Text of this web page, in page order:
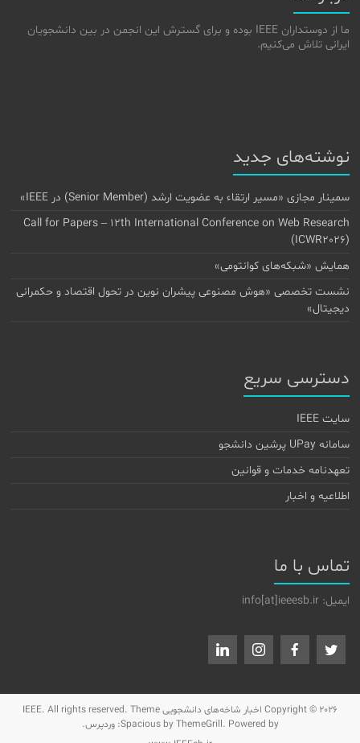
ما از دوستداران IEEE بوده و برای گسترش این انجمن در بین دانشجویان
ایرانی تلاش می‌کنیم.
نوشته‌های جدید
سمینار مجازی «مسیر ارتقاء به عضویت ارشد (Senior Member) در IEEE»
Call for Papers – 12th International Conference on Web Research
(ICWR2026)
همایش «شبکه‌های کوانتومی»
نشست تخصصی «هوش مصنوعی پیشران نوین در تحول اقتصاد و حکمرانی
دیجیتال»
دسترسی سریع
سایت IEEE
سامانه UPay پرشین دانشجو
تعهدنامه خدمات و قوانین
اطلاعیه و اخبار
تماس با ما
ایمیل: info[at]ieeesb.ir
Copyright © 2026 اخبار شاخه‌های دانشجویی IEEE. All rights reserved. Theme
Spaciousby ThemeGrill. Powered by: وردپرس.